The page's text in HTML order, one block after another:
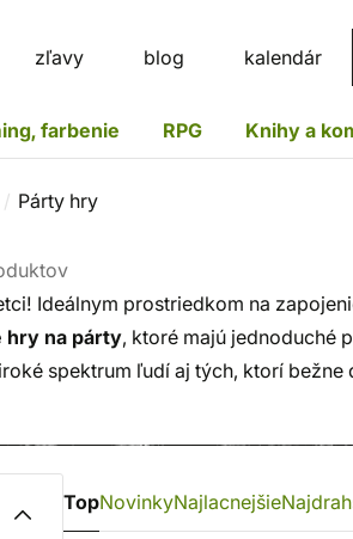
zľavy blog kalendár
farbenie RPG Knihy a
Párty hry
Ideálnym prostriedkom na
hry na párty, ktoré majú jednoduché
spektrum ľudí aj tých, ktorí
pre humor, precvičujú logické
TopNovinkyNajlacnejšie